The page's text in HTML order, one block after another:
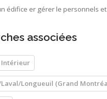
édifice er gérer le personnels
associées
Intérieur
Longueuil (Grand